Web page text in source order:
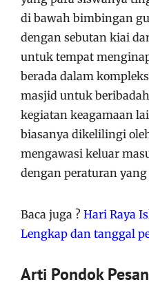
di bawah bimbingan
dengan sebutan kiai
untuk tempat
berada dalam
masjid untuk
kegiatan keagamaan
biasanya dikelilingi
mengawasi keluar
dengan peraturan
Baca juga ? Hari Raya
Lengkap dan tanggal
Arti Pondok